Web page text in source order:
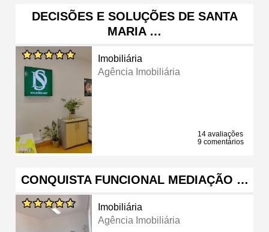
DECISÕES E SOLUÇÕES DE SANTA
MARIA …
Imobiliária
Agência Imobiliária
14 avaliações
9 comentários
CONQUISTA FUNCIONAL MEDIAÇÃO …
Imobiliária
Agência Imobiliária